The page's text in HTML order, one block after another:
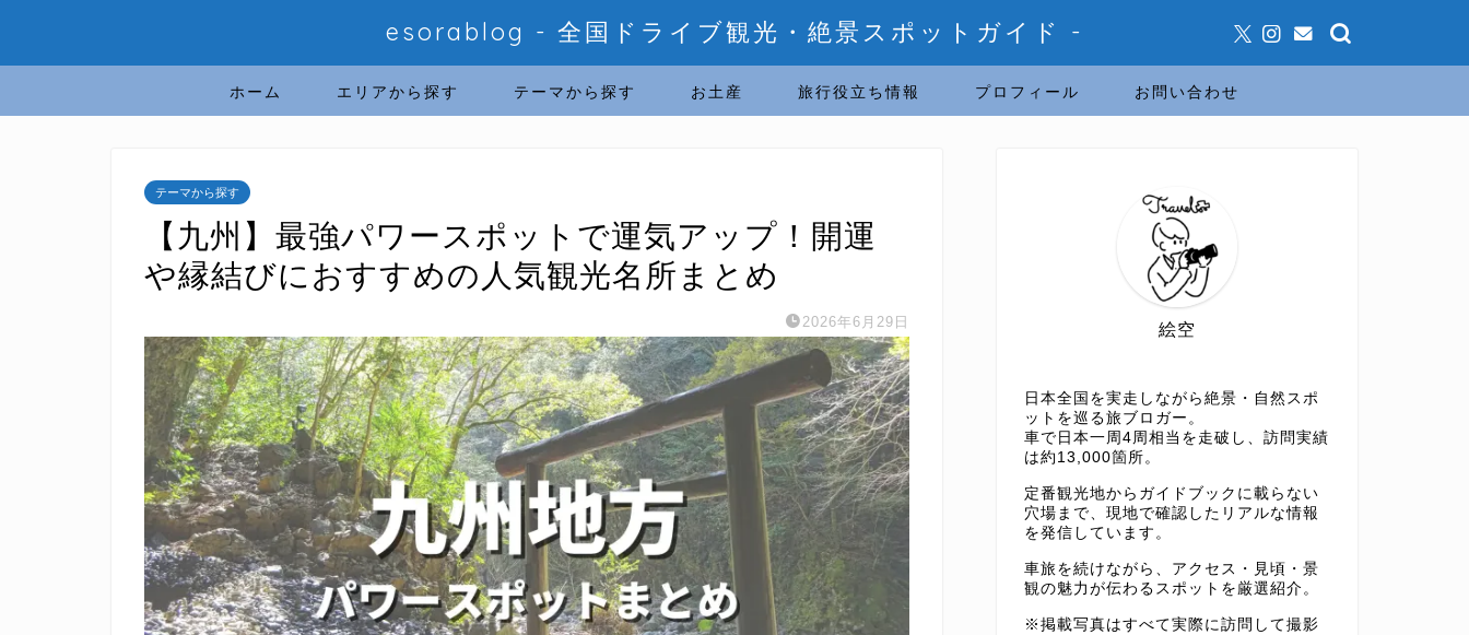
esorablog - 全国ドライブ観光・絶景スポットガイド -
ホーム エリアから探す テーマから探す お土産 旅行役立ち情報 プロフィール お問い合わせ
テーマから探す
【九州】最強パワースポットで運気アップ！開運
や縁結びにおすすめの人気観光名所まとめ
2026年6月29日 絵空
日本全国を実走しながら絶景・自然スポ
ットを巡る旅ブロガー。
車で日本一周4周相当を走破し、訪問実績
は約13,000箇所。
定番観光地からガイドブックに載らない
穴場まで、現地で確認したリアルな情報
を発信しています。
車旅を続けながら、アクセス・見頃・景
観の魅力が伝わるスポットを厳選紹介。
※掲載写真はすべて実際に訪問して撮影